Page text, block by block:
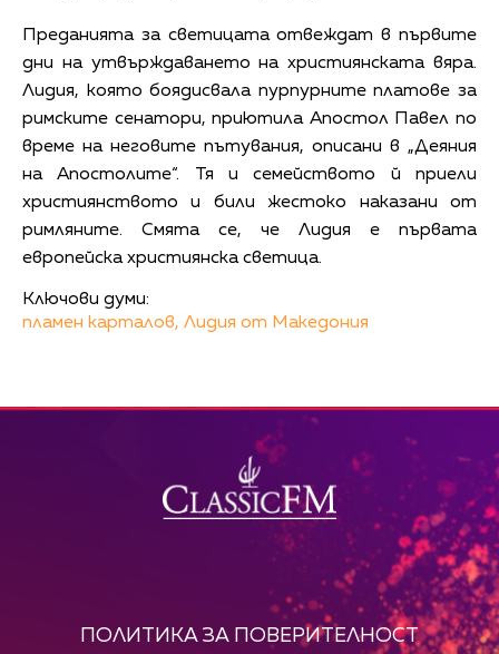
Преданията за светицата отвеждат в първите
дни на утвърждаването на християнската вяра.
Лидия, която боядисвала пурпурните платове за
римските сенатори, приютила Апостол Павел по
време на неговите пътувания, описани в „Деяния
на Апостолите“. Тя и семейството й приели
християнството и били жестоко наказани от
римляните. Смята се, че Лидия е първата
европейска християнска светица.
Ключови думи:
пламен карталов, Лидия от Македония
ПОЛИТИКА ЗА ПОВЕРИТЕЛНОСТ